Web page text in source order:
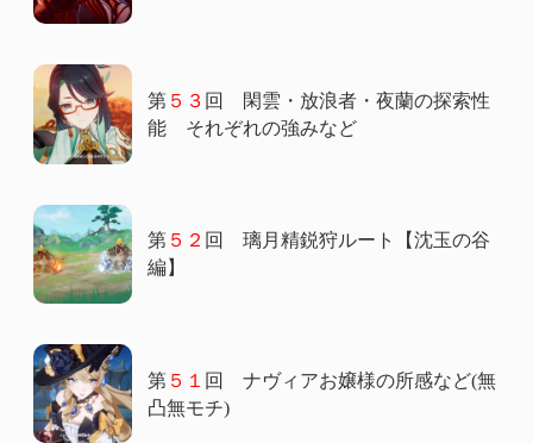
第５３ 回 閑雲・放浪者・夜蘭の探索性
能 それぞれの強みなど
第５２ 回 璃月精鋭狩ルート【沈玉の谷
編】
第５１ 回 ナヴィアお嬢様の所感など(無
凸無モチ)